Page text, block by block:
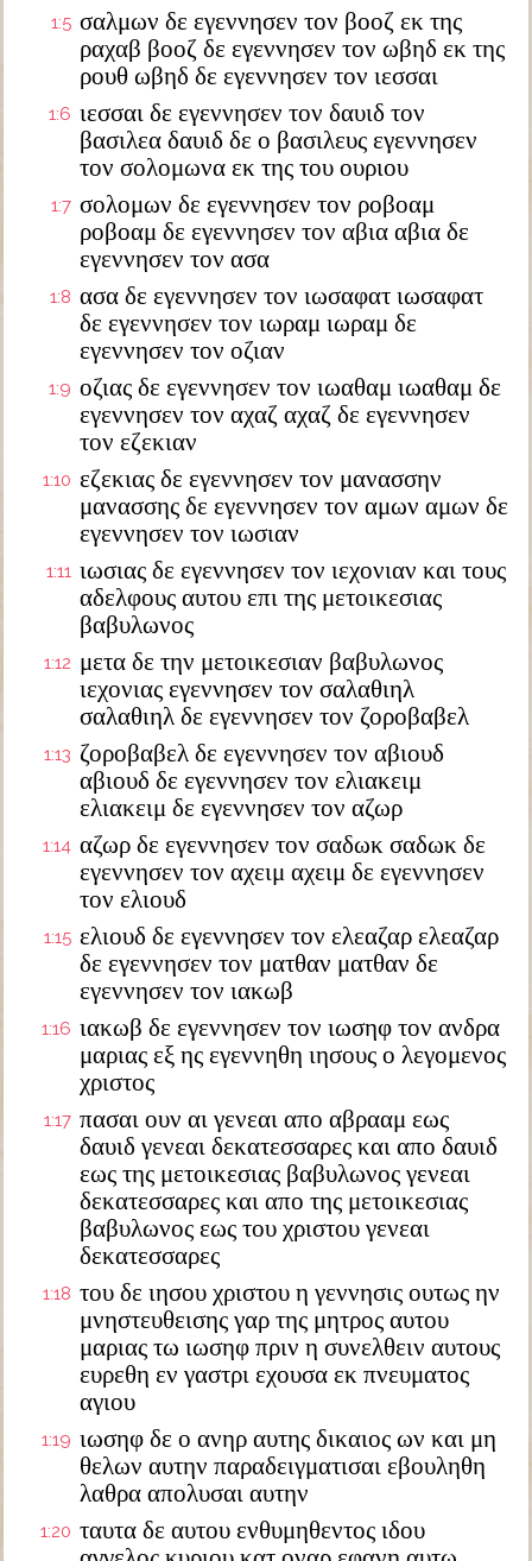
1:5 σαλμων δε εγεννησεν τον βοοζ εκ της
ραχαβ βοοζ δε εγεννησεν τον ωβηδ εκ της
ρουθ ωβηδ δε εγεννησεν τον ιεσσαι
1:6 ιεσσαι δε εγεννησεν τον δαυιδ τον
βασιλεα δαυιδ δε ο βασιλευς εγεννησεν
τον σολομωνα εκ της του ουριου
1:7 σολομων δε εγεννησεν τον ροβοαμ
ροβοαμ δε εγεννησεν τον αβια αβια δε
εγεννησεν τον ασα
1:8 ασα δε εγεννησεν τον ιωσαφατ ιωσαφατ
δε εγεννησεν τον ιωραμ ιωραμ δε
εγεννησεν τον οζιαν
1:9 οζιας δε εγεννησεν τον ιωαθαμ ιωαθαμ δε
εγεννησεν τον αχαζ αχαζ δε εγεννησεν
τον εζεκιαν
1:10 εζεκιας δε εγεννησεν τον μανασσην
μανασσης δε εγεννησεν τον αμων αμων δε
εγεννησεν τον ιωσιαν
1:11 ιωσιας δε εγεννησεν τον ιεχονιαν και τους
αδελφους αυτου επι της μετοικεσιας
βαβυλωνος
1:12 μετα δε την μετοικεσιαν βαβυλωνος
ιεχονιας εγεννησεν τον σαλαθιηλ
σαλαθιηλ δε εγεννησεν τον ζοροβαβελ
1:13 ζοροβαβελ δε εγεννησεν τον αβιουδ
αβιουδ δε εγεννησεν τον ελιακειμ
ελιακειμ δε εγεννησεν τον αζωρ
1:14 αζωρ δε εγεννησεν τον σαδωκ σαδωκ δε
εγεννησεν τον αχειμ αχειμ δε εγεννησεν
τον ελιουδ
1:15 ελιουδ δε εγεννησεν τον ελεαζαρ ελεαζαρ
δε εγεννησεν τον ματθαν ματθαν δε
εγεννησεν τον ιακωβ
1:16 ιακωβ δε εγεννησεν τον ιωσηφ τον ανδρα
μαριας εξ ης εγεννηθη ιησους ο λεγομενος
χριστος
1:17 πασαι ουν αι γενεαι απο αβρααμ εως
δαυιδ γενεαι δεκατεσσαρες και απο δαυιδ
εως της μετοικεσιας βαβυλωνος γενεαι
δεκατεσσαρες και απο της μετοικεσιας
βαβυλωνος εως του χριστου γενεαι
δεκατεσσαρες
1:18 του δε ιησου χριστου η γεννησις ουτως ην
μνηστευθεισης γαρ της μητρος αυτου
μαριας τω ιωσηφ πριν η συνελθειν αυτους
ευρεθη εν γαστρι εχουσα εκ πνευματος
αγιου
1:19 ιωσηφ δε ο ανηρ αυτης δικαιος ων και μη
θελων αυτην παραδειγματισαι εβουληθη
λαθρα απολυσαι αυτην
1:20 ταυτα δε αυτου ενθυμηθεντος ιδου